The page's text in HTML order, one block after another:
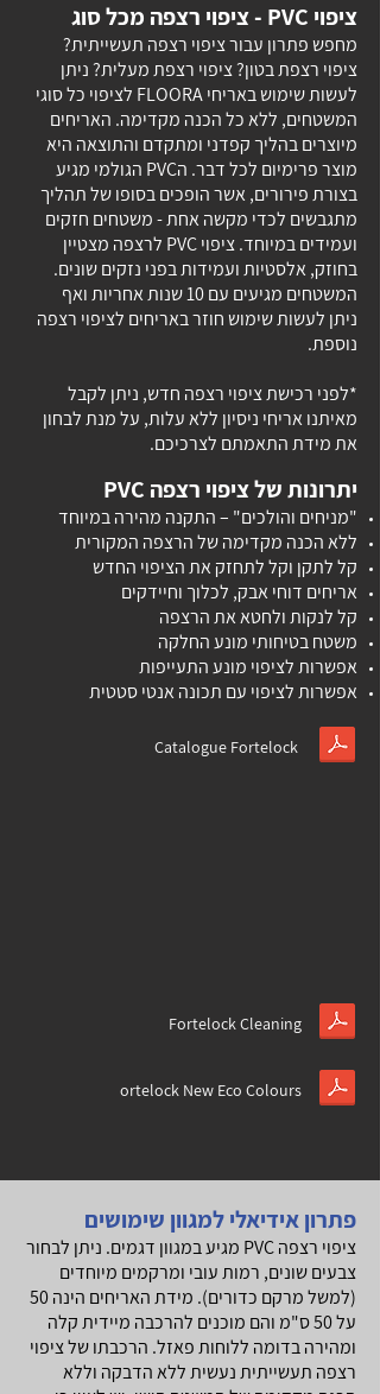
ציפוי PVC - ציפוי רצפה מכל סוג
מחפש פתרון עבור ציפוי רצפה תעשייתית?
ציפוי רצפת בטון?ציפוי רצפת מעלית?ניתן
לעשות שימוש באריחי FLOORA לציפוי כל סוגי
המשטחים, ללא כל הכנה מקדימה. האריחים
מיוצרים בהליך קפדני ומתקדם והתוצאה היא
מוצר פרימיום לכל דבר. הPVC הגולמי מגיע
בצורת פירורים, אשר הופכים בסופו של תהליך
מתגבשים לכדי מקשה אחת - משטחים חזקים
ועמידים במיוחד. ציפוי PVC לרצפה מצטיין
בחוזק, אלסטיות ועמידות בפני נזקים שונים.
המשטחים מגיעים עם 10 שנות אחריות ואף
ניתן לעשות שימוש חוזר באריחים לציפוי רצפה
נוספת.
*לפני רכישת ציפוי רצפה חדש, ניתן לקבל
מאיתנו אריחי ניסיון ללא עלות, על מנת לבחון
את מידת התאמתם לצרכיכם.
יתרונות של ציפוי רצפה PVC
"מניחים והולכים" – התקנה מהירה במיוחד
ללא הכנה מקדימה של הרצפה המקורית
קל לתקן וקל לתחזק את הציפוי החדש
אריחים דוחי אבק, לכלוך וחיידקים
קל לנקות ולחטא את הרצפה
משטח בטיחותי מונע החלקה
אפשרות לציפוי מונע התעייפות
אפשרות לציפוי עם תכונה אנטי סטטית
Fortelock Cleaning
ortelock New Eco Colours
פתרון אידיאלי למגוון שימושים
ציפוי רצפה PVC מגיע במגוון דגמים. ניתן לבחור
צבעים שונים, רמות עובי ומרקמים מיוחדים
(למשל מרקם כדורים). מידת האריחים הינה 50
על 50 ס"מ והם מוכנים להרכבה מיידית קלה
ומהירה בדומה ללוחות פאזל. הרכבתו של ציפוי
רצפה תעשייתית נעשית ללא הדבקה וללא